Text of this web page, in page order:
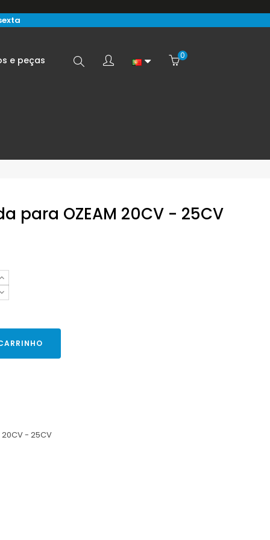
e peças Search 0
para OZEAM 20CV - 25CV
- 25CV